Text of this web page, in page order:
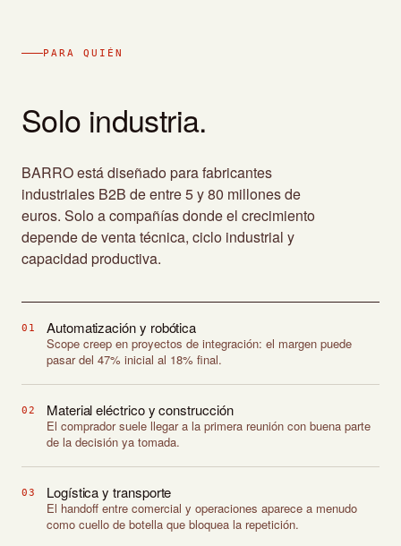
PARA QUIÉN
Solo industria.
BARRO está diseñado para fabricantes
industriales B2B de entre 5 y 80 millones de
euros. Solo a compañías donde el crecimiento
depende de venta técnica, ciclo industrial y
capacidad productiva.
01 Automatización y robótica
Scope creep en proyectos de integración: el margen puede
pasar del 47% inicial al 18% final.
02 Material eléctrico y construcción
El comprador suele llegar a la primera reunión con buena parte
de la decisión ya tomada.
03 Logística y transporte
El handoff entre comercial y operaciones aparece a menudo
como cuello de botella que bloquea la repetición.